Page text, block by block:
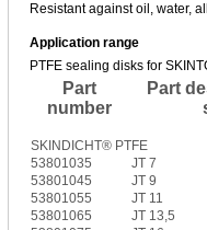
Resistant against oil, water,
Application range
PTFE sealing disks for
Part
number
Part
SKINDICHT® PTFE
53801035
JT 7
53801045
JT 9
53801055
JT 11
53801065
JT 13,5